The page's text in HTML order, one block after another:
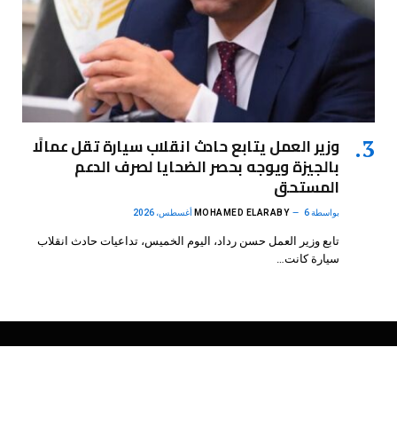
وزير العمل يتابع حادث انقلاب سيارة تقل عمالًا
بالجيزة ويوجه بحصر الضحايا لصرف الدعم
المستحق
بواسطة MOHAMED ELARABY 6 أغسطس، 2026
تابع وزير العمل حسن رداد، اليوم الخميس، تداعيات حادث انقلاب
سيارة كانت…